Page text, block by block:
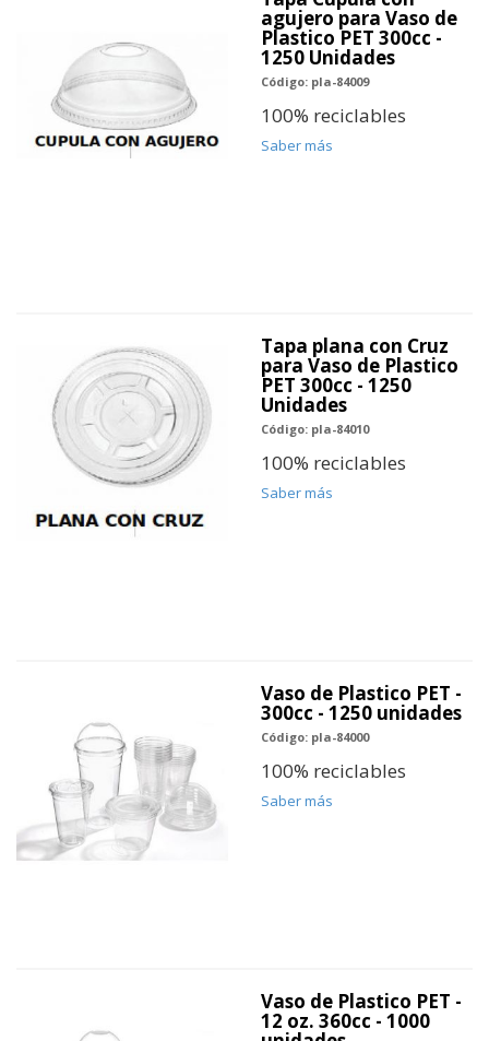
agujero para Vaso de
Plastico PET 300cc -
1250 Unidades
Código: pla-84009
100% reciclables
Saber más
Tapa plana con Cruz
para Vaso de Plastico
PET 300cc - 1250
Unidades
Código: pla-84010
100% reciclables
Saber más
Vaso de Plastico PET -
300cc - 1250 unidades
Código: pla-84000
100% reciclables
Saber más
Vaso de Plastico PET -
12 oz. 360cc - 1000